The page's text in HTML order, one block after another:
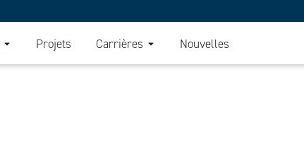
Projets Carrières Nouvelles